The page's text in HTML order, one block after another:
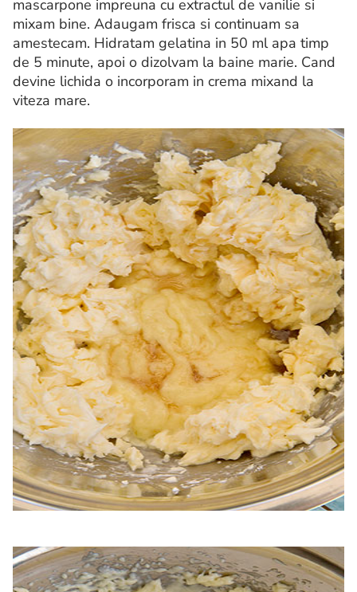
mascarpone impreuna cu extractul de vanilie si
mixam bine. Adaugam frisca si continuam sa
amestecam. Hidratam gelatina in 50 ml apa timp
de 5 minute, apoi o dizolvam la baine marie. Cand
devine lichida o incorporam in crema mixand la
viteza mare.